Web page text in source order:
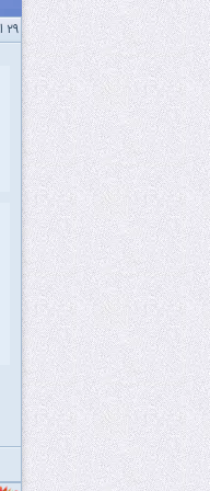
۲۹ اردیبهشت ۱۳۹۴, ۱۲:۱۰ ق.ظ